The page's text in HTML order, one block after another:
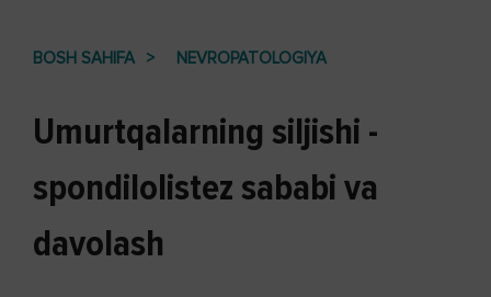
BOSH SAHIFA NEVROPATOLOGIYA
Umurtqalarning siljishi -
spondilolistez sababi va
davolash